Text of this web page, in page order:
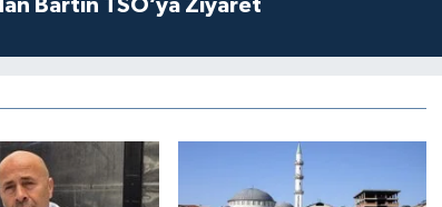
Bartın TSO’ya Ziyaret